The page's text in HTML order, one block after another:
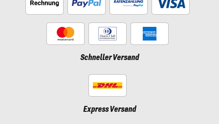
Schneller Versand
Express Versand